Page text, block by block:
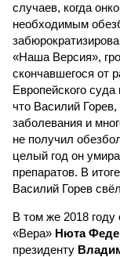
случаев, когда
необходимым
«Наша Версия»,
скончавшегося от
Европейского
что Василий
заболевания и
не получил
целый год он
препаратов. В
Василий Горев
В том же 2018
«Вера» Нюта
президенту